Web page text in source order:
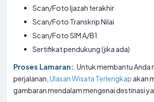
Scan/Foto Ijazah terakhir
Scan/Foto Transkrip Nilai
Scan/Foto SIM A/B1
Sertifikat pendukung (jika ada)
Proses Lamaran: . Untuk membantu
perjalanan, Ulasan Wisata Terlengkap akan
gambaran mendalam mengenai destinasi